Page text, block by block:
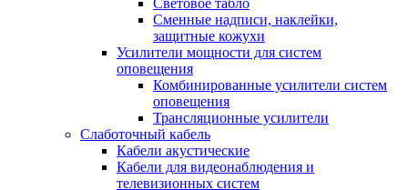
Световое табло
Сменные надписи, наклейки,
защитные кожухи
Усилители мощности для систем
оповещения
Комбинированные усилители систем
оповещения
Трансляционные усилители
Слаботочный кабель
Кабели акустические
Кабели для видеонаблюдения и
телевизионных систем